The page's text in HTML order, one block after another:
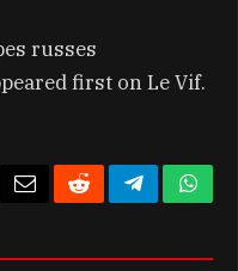
russes
first on Le Vif.
EmailRedditTelegram